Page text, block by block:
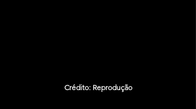
Crédito: Reprodução